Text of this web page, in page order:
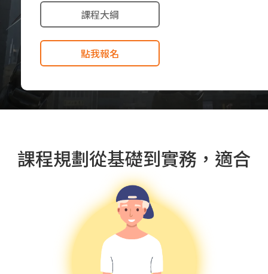
課程大綱
點我報名
課程規劃從基礎到實務，適合